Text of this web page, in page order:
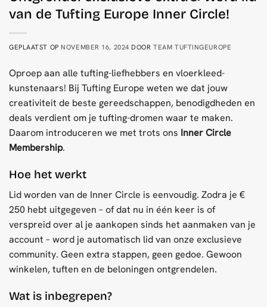
van de Tufting Europe Inner Circle!
GEPLAATST OP NOVEMBER 16, 2024 DOORTEAM TUFTINGEUROPE
Oproep aan alle tufting-liefhebbers en vloerkleed-
kunstenaars! Bij Tufting Europe weten we dat jouw
creativiteit de beste gereedschappen, benodigdheden en
deals verdient om je tufting-dromen waar te maken.
Daarom introduceren we met trots ons Inner Circle
Membership.
Hoe het werkt
Lid worden van de Inner Circle is eenvoudig. Zodra je €
250 hebt uitgegeven – of dat nu in één keer is of
verspreid over al je aankopen sinds het aanmaken van je
account – word je automatisch lid van onze exclusieve
community. Geen extra stappen, geen gedoe. Gewoon
winkelen, tuften en de beloningen ontgrendelen.
Wat is inbegrepen?